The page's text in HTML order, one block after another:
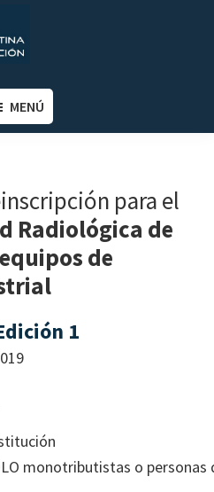
MENÚ
para el
Radiológica de
de
1
monotributistas o